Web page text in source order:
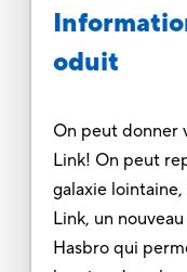
oduit
On peut donner
Link! On peut
galaxie
Link, un
Hasbro qui